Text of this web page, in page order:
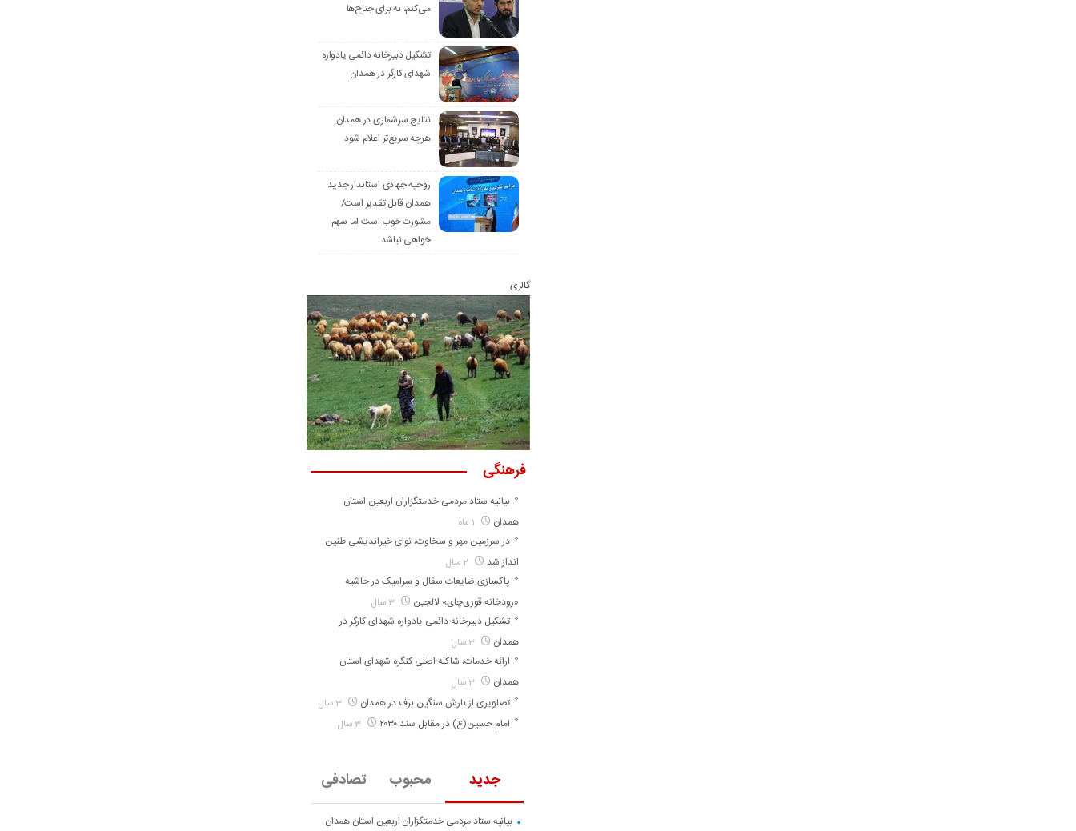
می‌کنم، نه برای جناح‌ها
تشکیل دبیرخانه دائمی یادواره
شهدای کارگر در همدان
نتایج سرشماری در همدان
هرچه سریع‌تر اعلام شود
روحیه جهادی استاندار جدید
همدان قابل تقدیر است/
مشورت خوب است اما سهم
خواهی نباشد
گالری
جدید محبوب تصادفی
بیانیه ستاد مردمی خدمتگزاران اربعین استان همدان
فرهنگی
بیانیه ستاد مردمی خدمتگزاران اربعین استان
همدان
در سرزمین مهر و سخاوت، نوای خیراندیشی طنین
انداز شد
پاکسازی ضایعات سفال و سرامیک در حاشیه
«رودخانه قوری‌چای» لالجین
3 سال
تشکیل دبیرخانه دائمی یادواره شهدای کارگر در
همدان
3 سال
ارائه خدمات، شاکله اصلی کنگره شهدای استان
همدان
3 سال
تصاویری از بارش سنگین برف در همدان 3 سال
امام حسین(ع) در مقابل سند ۲۰۳۰ 3 سال